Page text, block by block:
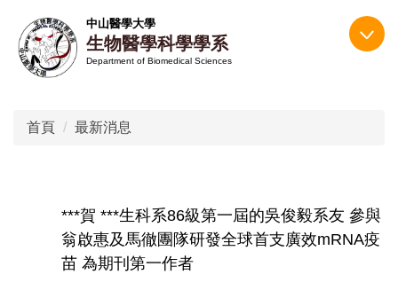
到
主
中山醫學大學
生物醫學科學學系
Department of Biomedical Sciences
首頁 最新消息
***賀 ***生科系86級第一屆的吳俊毅系友 參與
翁啟惠及馬徹團隊研發全球首支廣效mRNA疫
苗 為期刊第一作者